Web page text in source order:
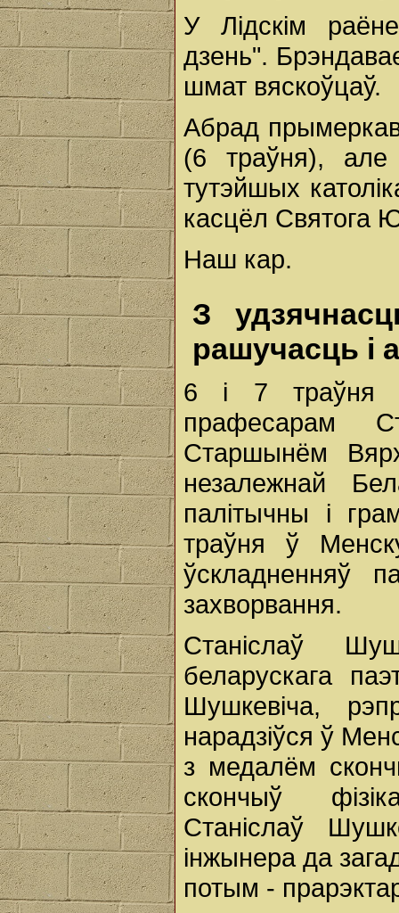
У Лідскім
дзень".
шмат вяскоўцаў.
Абрад
(6 траўня), але
тутэйшых
касцёл Святога
Наш кар.
З
рашучасць і
6 і 7 траўня
прафесарам
Старшынём
незалежнай
палітычны і
траўня ў
ўскладненняў
захворвання.
Станіслаў
беларускага
Шушкевіча,
нарадзіўся ў
з медалём
скончыў
Станіслаў
інжынера да
потым -